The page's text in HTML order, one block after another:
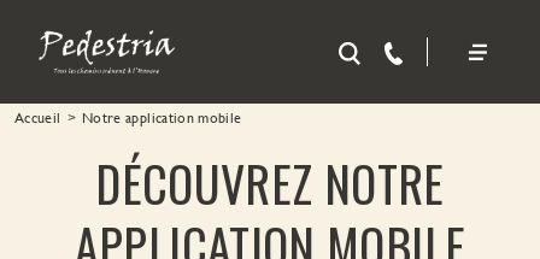
Accueil Notre application mobile
DÉCOUVREZ NOTRE